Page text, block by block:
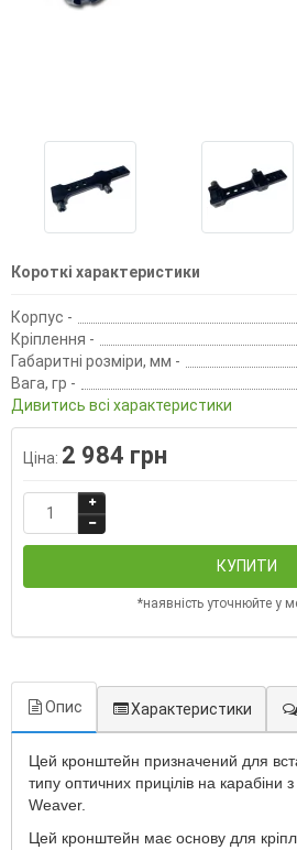
Короткі характеристики
Корпус -
Кріплення -
Габаритні розміри, мм -
Вага, гр -
Дивитись всі характеристики
Ціна: 2 984 грн
КУПИТИ
*наявність уточнюйте у
Опис Характеристики
Цей кронштейн призначений для
типу оптичних прицілів на
Weaver.
Цей кронштейн має основу для